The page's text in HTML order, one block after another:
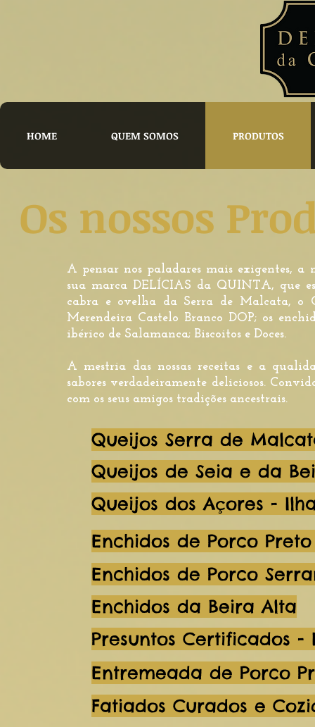
HOME QUEM SOMOS PRODUTOS
Os nossos
A pensar nos paladares mais exigentes,
sua marca DELÍCIAS da QUINTA, que
cabra e ovelha da Serra de Malcata, o
Merendeira Castelo Branco DOP; os
ibérico de Salamanca; Biscoitos e Doces.
A mestria das nossas receitas e a
sabores verdadeiramente deliciosos.
com os seus amigos tradições ancestrais.
Queijos dos Açores -
Queijos Serra de
Queijos de Seia e da
Enchidos de Porco
Enchidos da Beira Alta
Enchidos de Porco
Presuntos Certificados
Entremeada de Porco
Fatiados Curados e